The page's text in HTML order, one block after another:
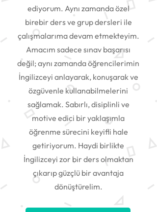
ediyorum. Aynı zamanda özel
birebir ders ve grup dersleri ile
çalışmalarıma devam etmekteyim.
Amacım sadece sınav başarısı
değil; aynı zamanda öğrencilerimin
İngilizceyi anlayarak, konuşarak ve
özgüvenle kullanabilmelerini
sağlamak. Sabırlı, disiplinli ve
motive edici bir yaklaşımla
öğrenme sürecini keyifli hale
getiriyorum. Haydi birlikte
İngilizceyi zor bir ders olmaktan
çıkarıp güzçlü bir avantaja
dönüştürelim.